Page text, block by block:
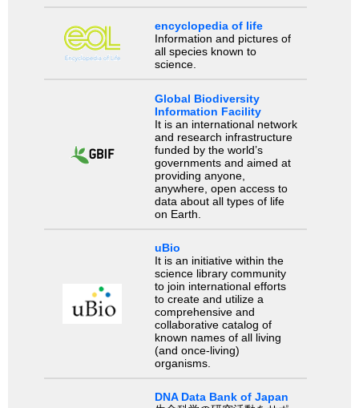
encyclopedia of life
Information and pictures of
all species known to
science.
Global Biodiversity
Information Facility
It is an international network
and research infrastructure
funded by the world’s
governments and aimed at
providing anyone,
anywhere, open access to
data about all types of life
on Earth.
uBio
It is an initiative within the
science library community
to join international efforts
to create and utilize a
comprehensive and
collaborative catalog of
known names of all living
(and once-living)
organisms.
DNA Data Bank of Japan